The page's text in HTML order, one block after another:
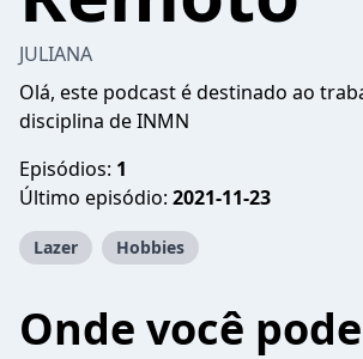
JULIANA
Olá, este podcast é destinado ao
disciplina de INMN
Episódios: 1
Último episódio: 2021-11-23
Lazer Hobbies
Onde você